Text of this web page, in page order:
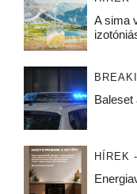
A sima
Baleset
HÍREK